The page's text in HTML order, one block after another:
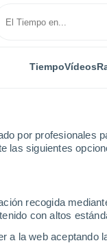
por profesionales
las siguientes
recogida
con altos
a la web aceptando
TiempoVídeos
de San